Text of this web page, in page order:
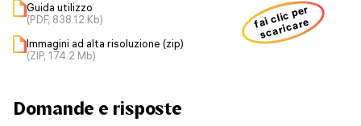
Guida utilizzo
(PDF, 838.12 Kb)
Immagini ad alta risoluzione (zip)
(ZIP, 174.2 Mb)
fai clic per
scaricare
Domande e risposte